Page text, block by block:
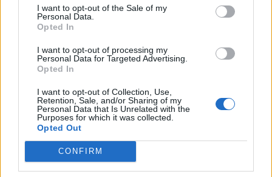
I want to opt-out of the Sale of my
Personal Data.
Opted In
I want to opt-out of processing my
Personal Data for Targeted Advertising.
Opted In
I want to opt-out of Collection, Use,
Retention, Sale, and/or Sharing of my
Personal Data that Is Unrelated with the
Purposes for which it was collected.
Opted Out
CONFIRM
gdyby Bilbo nie znalazł magicznego
Opisz jedną z przygód Bilba Bagginsa
Kategorie
opracowania
Tagi
Hobbit - opracowanie
Napisz list do Bilba Bagginsa, w którym
zachęcisz go do opuszczenia wygodnej norki
pod Pagórkiem i wzięcia udziału w przygodzie